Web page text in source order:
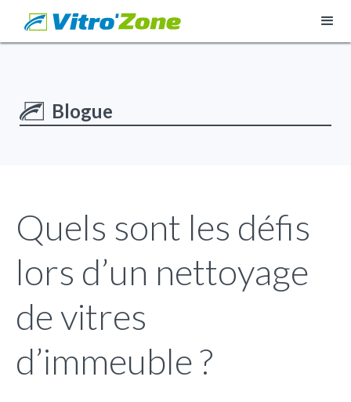
Blogue
Quels sont les défis
lors d’un nettoyage
de vitres
d’immeuble ?